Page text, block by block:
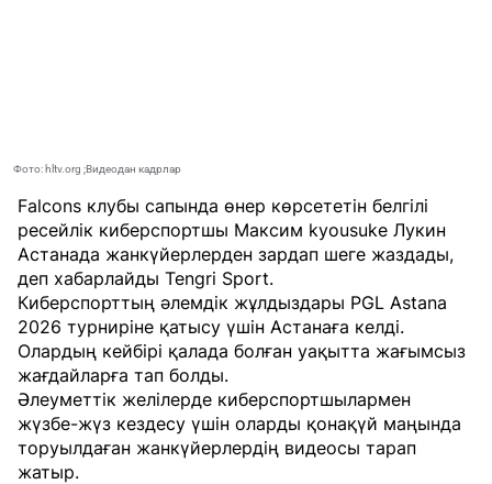
Фото: hltv.org ;Видеодан кадрлар
Falcons клубы сапында өнер көрсететін белгілі
ресейлік киберспортшы Максим kyousuke Лукин
Астанада жанкүйерлерден зардап шеге жаздады,
деп хабарлайды Tengri Sport.
Киберспорттың әлемдік жұлдыздары PGL Astana
2026 турниріне қатысу үшін Астанаға келді.
Олардың кейбірі қалада болған уақытта жағымсыз
жағдайларға тап болды.
Әлеуметтік желілерде киберспортшылармен
жүзбе-жүз кездесу үшін оларды қонақүй маңында
торуылдаған жанкүйерлердің видеосы тарап
жатыр.